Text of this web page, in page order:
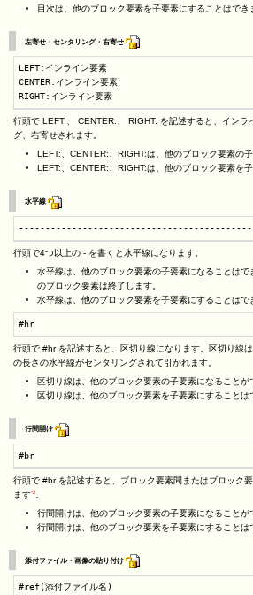
目次は、他のブロック要素を子要素にすることはでき
左寄せ・センタリング・右寄せ
LEFT:インライン要素
CENTER:インライン要素
RIGHT:インライン要素
行頭で LEFT:、 CENTER:、 RIGHT: を記述すると、インラ
グ、右寄せされます。
LEFT:、CENTER:、RIGHT:は、他のブロック要素の
LEFT:、CENTER:、RIGHT:は、他のブロック要素を
水平線
行頭で4つ以上の - を書くと水平線になります。
水平線は、他のブロック要素の子要素になることは
のブロック要素は終了します。
水平線は、他のブロック要素を子要素にすることはで
#hr
行頭で #hr を記述すると、区切り線になります。区切り線
の長さの水平線がセンタリングされて引かれます。
区切り線は、他のブロック要素の子要素になることが
区切り線は、他のブロック要素を子要素にすることは
行間開け
#br
行頭で #br を記述すると、ブロック要素間またはブロック
ます*2
行間開けは、他のブロック要素の子要素になることが
行間開けは、他のブロック要素を子要素にすることは
添付ファイル・画像の貼り付け
#ref(添付ファイル名)